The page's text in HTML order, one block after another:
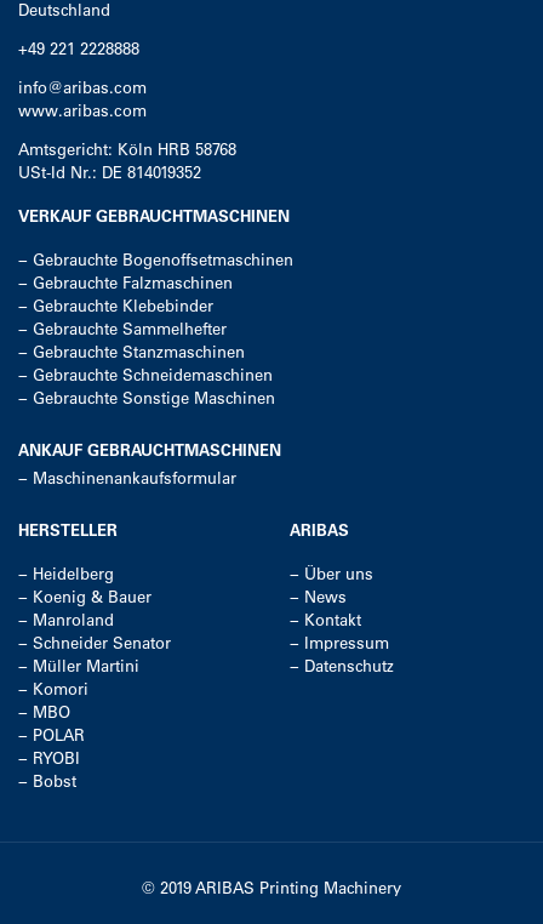
Deutschland
+49 221 2228888
info@aribas.com
www.aribas.com
Amtsgericht: Köln HRB 58768
USt-Id Nr.: DE 814019352
VERKAUF GEBRAUCHTMASCHINEN
− Gebrauchte Bogenoffsetmaschinen
− Gebrauchte Falzmaschinen
− Gebrauchte Klebebinder
− Gebrauchte Sammelhefter
− Gebrauchte Stanzmaschinen
− Gebrauchte Schneidemaschinen
− Gebrauchte Sonstige Maschinen
ANKAUF GEBRAUCHTMASCHINEN
− Maschinenankaufsformular
HERSTELLER
− Heidelberg
− Koenig & Bauer
− Manroland
− Schneider Senator
− Müller Martini
− Komori
− MBO
− POLAR
− RYOBI
− Bobst
ARIBAS
− Über uns
− News
− Kontakt
− Impressum
− Datenschutz
© 2019 ARIBAS Printing Machinery